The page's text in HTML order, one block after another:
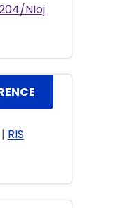
NIoj
| RIS